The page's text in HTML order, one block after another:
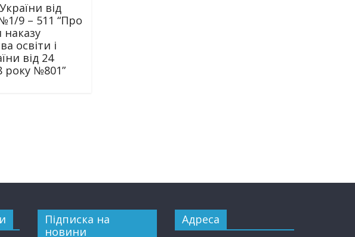
від
9 – 511 “Про
освіти і
від 24
року №801”
Підписка на
новини
Адреса